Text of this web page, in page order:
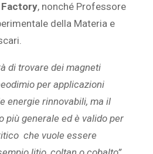
, nonché Professore
della Materia e
di trovare dei magneti
per applicazioni
energie rinnovabili, ma il
più generale ed è valido per
che vuole essere